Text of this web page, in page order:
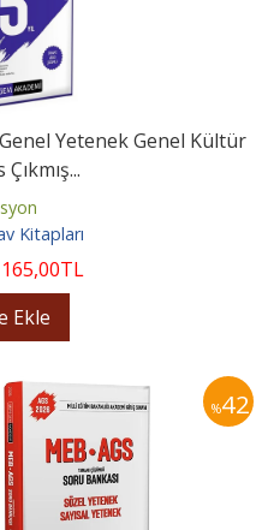
Genel Yetenek Genel Kültür
Kitapları
165,00TL
Ekle
%42